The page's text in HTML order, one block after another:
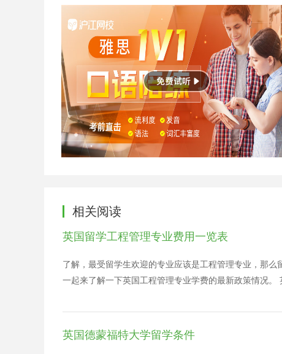
相关阅读
英国留学工程管理专业费用一览表
了解，最受留学生欢迎的专业应该是工程管理专业，那
一起来了解一下英国工程管理专业学费的最新政策情况
针对英国本土和欧盟的学生，这些学生本来享受着巨大
留学生学费本身每年都有着5%左右的涨幅，它与英国本
来，赴英留学签证政策的放宽和英镑兑人民币汇率的走低
英国德蒙福特大学留学条件